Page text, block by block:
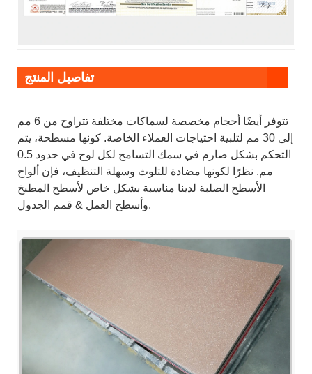
تفاصيل المنتج
تتوفر أيضًا أحجام مخصصة لسماكات مختلفة تتراوح من 6 مم
إلى 30 مم لتلبية احتياجات العملاء الخاصة. كونها مسطحة، يتم
التحكم بشكل صارم في سمك التسامح لكل لوح في حدود 0.5
مم. نظرًا لكونها مضادة للتلوث وسهلة التنظيف، فإن ألواح
الأسطح الصلبة لدينا مناسبة بشكل خاص لأسطح المطبخ
وأسطح العمل & قمم الجدول.